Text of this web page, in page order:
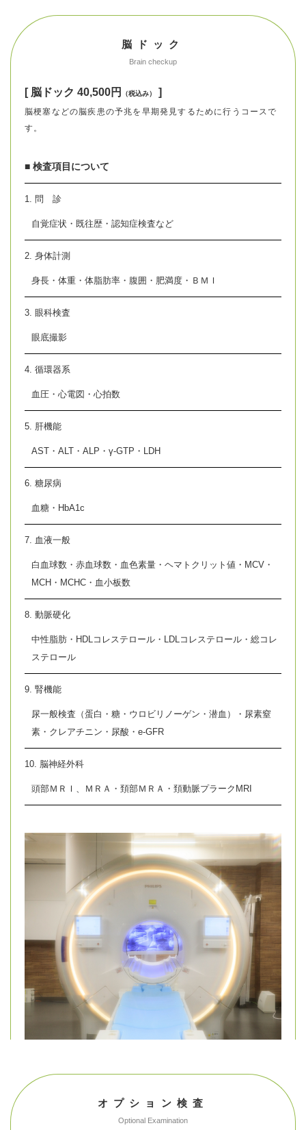
脳ドック
Brain checkup
[ 脳ドック 40,500円 （税込み） ]
脳梗塞などの脳疾患の予兆を早期発見するために行うコースで
す。
■ 検査項目について
1. 問 診
自覚症状・既往歴・認知症検査など
2. 身体計測
身長・体重・体脂肪率・腹囲・肥満度・ＢＭＩ
3. 眼科検査
眼底撮影
4. 循環器系
血圧・心電図・心拍数
5. 肝機能
AST・ALT・ALP・γ-GTP・LDH
6. 糖尿病
血糖・HbA1c
7. 血液一般
白血球数・赤血球数・血色素量・ヘマトクリット値・MCV・
MCH・MCHC・血小板数
8. 動脈硬化
中性脂肪・HDLコレステロール・LDLコレステロール・総コレ
ステロール
9. 腎機能
尿一般検査（蛋白・糖・ウロビリノーゲン・潜血）・尿素窒
素・クレアチニン・尿酸・e-GFR
10. 脳神経外科
頭部ＭＲＩ、ＭＲＡ・頚部ＭＲＡ・頚動脈プラークMRI
オプション検査
Optional Examination